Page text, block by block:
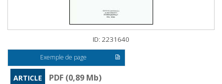
ID: 2231640
Exemple de page
ARTICLE
PDF (0,89 Mb)